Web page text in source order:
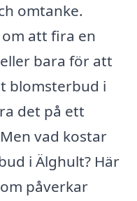
omtanke.
att fira en
bara för att
blomsterbud i
det på ett
vad kostar
i Älghult? Här
påverkar